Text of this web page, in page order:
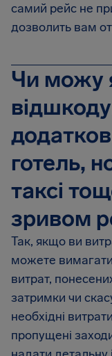
самий рейс не
дозволить вам
Чи можу
готель,
таксі
зривом
Так, якщо ви
можете
витрат,
затримки чи
необхідні
пропущені